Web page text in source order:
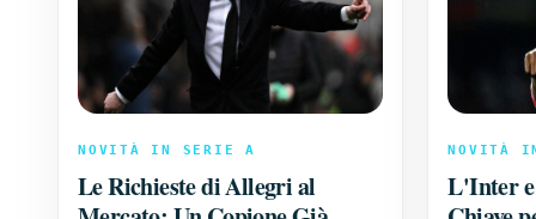
NOVITÀ IN SERIE A
Le Richieste di Allegri al
NOVITÀ
L'Inter